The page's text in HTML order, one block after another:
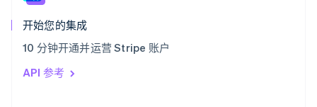
开始您的集成
10 分钟开通并运营 Stripe 账户
API 参考
匈牙利
English
ItalianoEnglish
印度
English